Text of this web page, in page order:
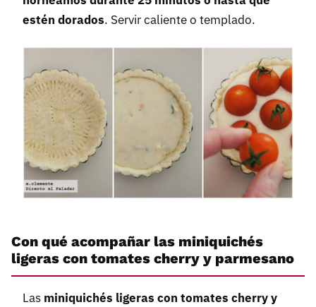
estén dorados. Servir caliente o templado.
Con qué acompañar las miniquichés
ligeras con tomates cherry y parmesano
Las miniquichés ligeras con tomates cherry y